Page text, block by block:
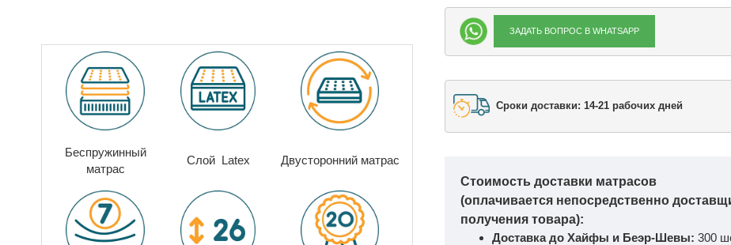
Беспружинный
матрас
Слой Latex Двусторонний матрас
ЗАДАТЬ ВОПРОС В WHATSAPP
Сроки доставки: 14-21 рабочих дней
Стоимость доставки матрасов
(оплачивается непосредственно
получения товара):
Доставка до Хайфы и Беэр-Шевы: 300